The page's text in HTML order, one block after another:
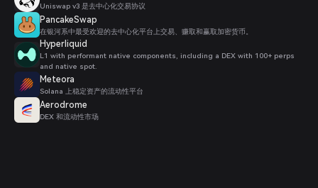
Uniswap v3 是去中心化交易协议
PancakeSwap
在银河系中最受欢迎的去中心化平台上交易、赚取和赢取加密货币。
Hyperliquid
L1 with performant native components, including a DEX with 100+ perps
and native spot.
Meteora
Solana 上稳定资产的流动性平台
Aerodrome
DEX 和流动性市场